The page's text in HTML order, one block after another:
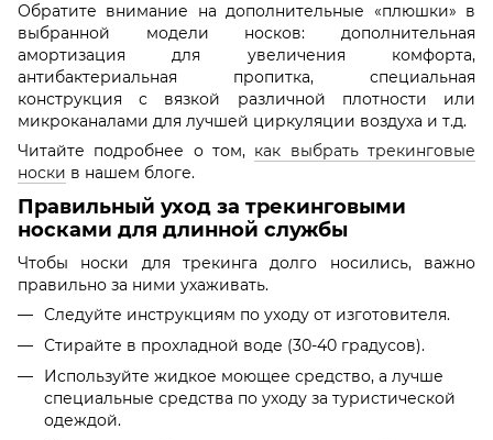
Обратите внимание на дополнительные «плюшки» в
выбранной модели носков: дополнительная
амортизация для увеличения комфорта,
антибактериальная пропитка, специальная
конструкция с вязкой различной плотности или
микроканалами для лучшей циркуляции воздуха и т.д.
Читайте подробнее о том, как выбрать трекинговые
носки в нашем блоге.
Правильный уход за трекинговыми
носками для длинной службы
Чтобы носки для трекинга долго носились, важно
правильно за ними ухаживать.
Следуйте инструкциям по уходу от изготовителя.
Стирайте в прохладной воде (30-40 градусов).
Используйте жидкое моющее средство, а лучше
специальные средства по уходу за туристической
одеждой.